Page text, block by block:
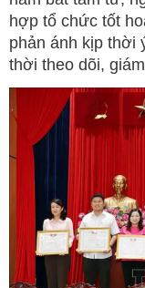
hợp tổ chức tốt
phản ánh kịp thời
thời theo dõi,